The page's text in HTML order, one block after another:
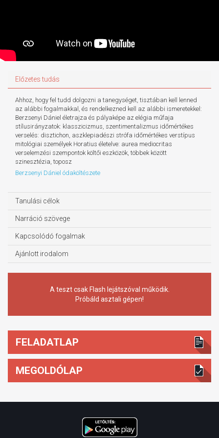
Előzetes tudás
Ahhoz, hogy fel tudd dolgozni a tanegységet, tisztában kell lenned
az alábbi fogalmakkal, és rendelkezned kell az alábbi ismeretekkel:
Berzsenyi Dániel életrajza és pályaképe az elégia műfaja
stílusirányzatok: klasszicizmus, szentimentalizmus időmértékes
verselés: disztichon, aszklepiadészi strófa időmértékes verstípus
mitológiai személyek Horatius életelve: aurea mediocritas
verselemzési szempontok költői eszközök, többek között
szinesztézia, toposz
Berzsenyi Dániel ódaköltészete
Tanulási célok
Narráció szövege
Kapcsolódó fogalmak
Ajánlott irodalom
A teszt csak Flash lejátszóval működik.
Próbáld asztali gépen!
FELADATLAP
MEGOLDÓLAP